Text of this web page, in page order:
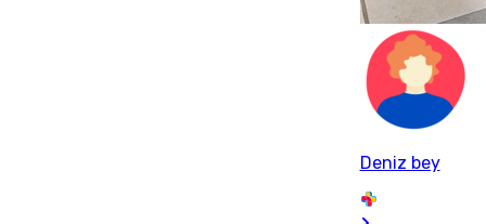
Deniz bey